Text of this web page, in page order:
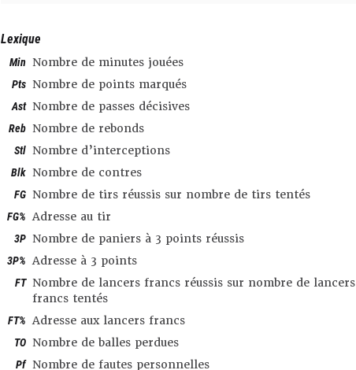
Lexique
Min Nombre de minutes jouées
Pts Nombre de points marqués
Ast Nombre de passes décisives
Reb Nombre de rebonds
Stl Nombre d’interceptions
Blk Nombre de contres
FG Nombre de tirs réussis sur nombre de tirs tentés
FG% Adresse au tir
3P Nombre de paniers à 3 points réussis
3P% Adresse à 3 points
FT Nombre de lancers francs réussis sur nombre de lancers
francs tentés
FT% Adresse aux lancers francs
TO Nombre de balles perdues
Pf Nombre de fautes personnelles